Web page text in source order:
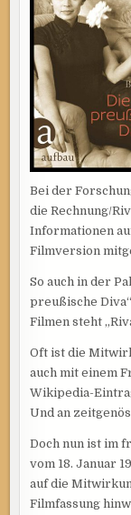
Bei der
die Rechnung/
Informationen
Filmversion
So auch in der
preußische
Filmen steht
Oft ist die
auch mit einem
Wikipedia-
Und an
Doch nun ist im
vom 18. Januar
auf die
Filmfassung